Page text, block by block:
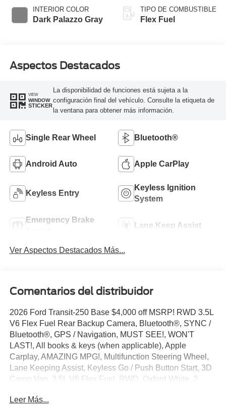
INTERIOR COLOR
Dark Palazzo Gray
TIPO DE COMBUSTIBLE
Flex Fuel
Aspectos Destacados
VIEW
WINDOW
STICKER
La disponibilidad de funciones está sujeta a la
configuración final del vehículo. Consulte la etiqueta de
la ventana para obtener más información.
Single Rear Wheel Bluetooth®
Android Auto Apple CarPlay
Keyless Entry
Keyless Ignition
System
Emergency Brake
Lane Keep Assist
Ver Aspectos Destacados Más...
Comentarios del distribuidor
2026 Ford Transit-250 Base $4,000 off MSRP! RWD 3.5L
V6 Flex Fuel Rear Backup Camera, Bluetooth®, SYNC /
Bluetooth®, GPS / Navigation, MUST SEE!, WON'T
LAST!, All books & keys (when applicable), Apple
Carplay, AMAZING MPG!, Multifunction Steering Wheel,
Lane Keeping Assist, Keyless Go / Push Button Start, 3D
Cargo Van, 3.5L V6 Flex Fuel, RWD, Oxford White, 2
Opening, 3.73 Axle Ratio, 4 Speakers, 4-Wheel Disc
Leer Más...